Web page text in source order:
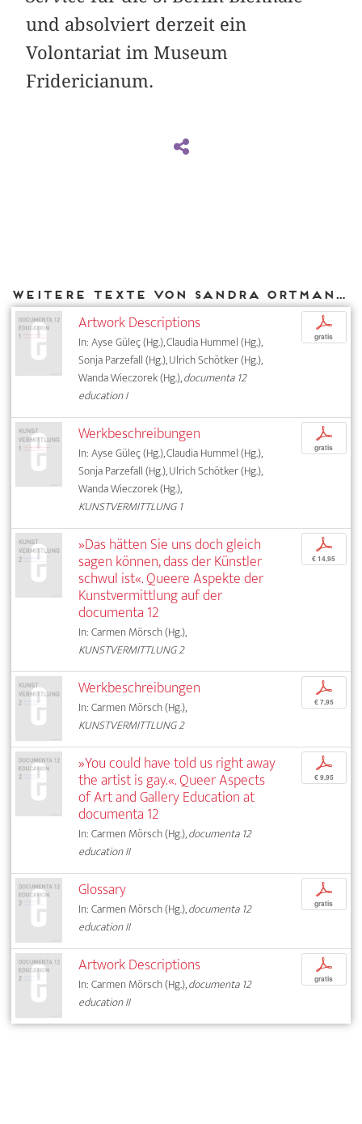
und absolviert derzeit ein
Volontariat im Museum
Fridericianum.
Weitere Texte von Sandra Ortmann bei DIAPHANES
Artwork Descriptions
In: Ayse Güleç (Hg.), Claudia Hummel (Hg.),
Sonja Parzefall (Hg.), Ulrich Schötker (Hg.),
Wanda Wieczorek (Hg.),documenta 12
education I
p
gratis
Werkbeschreibungen
In: Ayse Güleç (Hg.), Claudia Hummel (Hg.),
Sonja Parzefall (Hg.), Ulrich Schötker (Hg.),
Wanda Wieczorek (Hg.),
KUNSTVERMITTLUNG 1
p
gratis
»Das hätten Sie uns doch gleich
sagen können, dass der Künstler
schwul ist«. Queere Aspekte der
Kunstvermittlung auf der
documenta 12
In: Carmen Mörsch (Hg.),
KUNSTVERMITTLUNG 2
p
€ 14,95
Werkbeschreibungen
In: Carmen Mörsch (Hg.),
KUNSTVERMITTLUNG 2
p
€ 7,95
»You could have told us right away
the artist is gay.«. Queer Aspects
of Art and Gallery Education at
documenta 12
In: Carmen Mörsch (Hg.),documenta 12
education II
p
€ 9,95
Glossary
In: Carmen Mörsch (Hg.),documenta 12
education II
p
gratis
Artwork Descriptions
In: Carmen Mörsch (Hg.),documenta 12
education II
p
gratis